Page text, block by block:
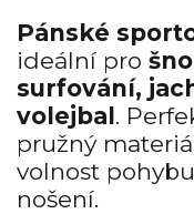
Pánské
ideální pro
surfování,
volejbal.
pružný
volnost
nošení.